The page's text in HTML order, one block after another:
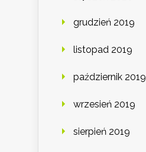
grudzień 2019
listopad 2019
październik 2019
wrzesień 2019
sierpień 2019